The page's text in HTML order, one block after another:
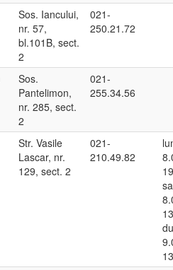
Sos. Iancului,
nr. 57,
bl.101B, sect.
2
021-
250.21.72
Sos.
Pantelimon,
nr. 285, sect.
2
021-
255.34.56
Str. Vasile
Lascar, nr.
129, sect. 2
021-
210.49.82